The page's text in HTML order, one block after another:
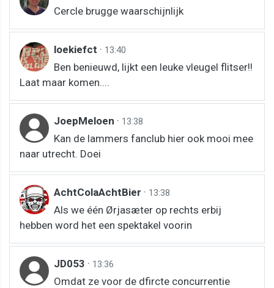
Cercle brugge waarschijnlijk
loekiefct · 13:40
Ben benieuwd, lijkt een leuke vleugel flitser!!
Laat maar komen....
JoepMeloen · 13:38
Kan de lammers fanclub hier ook mooi mee
naar utrecht. Doei
AchtColaAchtBier · 13:38
Als we één Ørjasæter op rechts erbij
hebben word het een spektakel voorin
JD053 · 13:36
Omdat ze voor de dfircte concurrentie